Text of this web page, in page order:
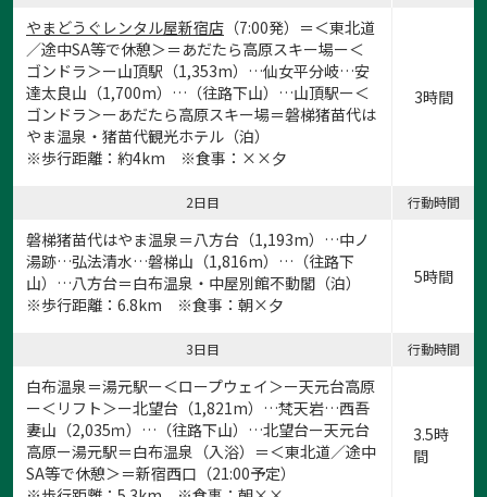
やまどうぐレンタル屋新宿店 （7:00発）＝＜東北道
／途中SA等で休憩＞＝あだたら高原スキー場ー＜
ゴンドラ＞ー山頂駅（1,353m）…仙女平分岐…安
達太良山（1,700m）…（往路下山）…山頂駅ー＜
ゴンドラ＞ーあだたら高原スキー場＝磐梯猪苗代は
やま温泉・猪苗代観光ホテル（泊）
※歩行距離：約4km ※食事：××夕
3時間
2日目 行動時間
磐梯猪苗代はやま温泉＝八方台（1,193m）…中ノ
湯跡…弘法清水…磐梯山（1,816m）…（往路下
山）…八方台＝白布温泉・中屋別館不動閣（泊）
※歩行距離：6.8km ※食事：朝×夕
5時間
3日目 行動時間
白布温泉＝湯元駅ー＜ロープウェイ＞ー天元台高原
ー＜リフト＞ー北望台（1,821m）…梵天岩…西吾
妻山（2,035ｍ）…（往路下山）…北望台ー天元台
高原ー湯元駅＝白布温泉（入浴）＝＜東北道／途中
SA等で休憩＞＝新宿西口（21:00予定）
3.5時
間